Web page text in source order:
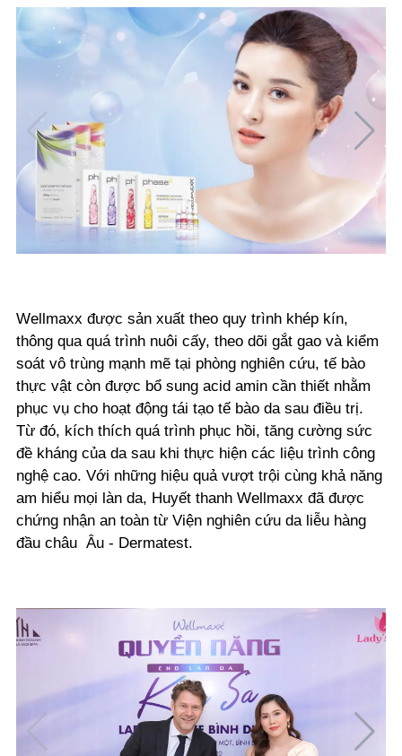
Wellmaxx được sản xuất theo quy trình khép kín,
thông qua quá trình nuôi cấy, theo dõi gắt gao và kiểm
soát vô trùng mạnh mẽ tại phòng nghiên cứu, tế bào
thực vật còn được bổ sung acid amin cần thiết nhằm
phục vụ cho hoạt động tái tạo tế bào da sau điều trị.
Từ đó, kích thích quá trình phục hồi, tăng cường sức
đề kháng của da sau khi thực hiện các liệu trình công
nghệ cao. Với những hiệu quả vượt trội cùng khả năng
am hiểu mọi làn da, Huyết thanh Wellmaxx đã được
chứng nhận an toàn từ Viện nghiên cứu da liễu hàng
đầu châu Âu - Dermatest.